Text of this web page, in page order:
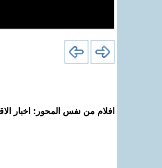
افلام من نفس المحور: اخبار